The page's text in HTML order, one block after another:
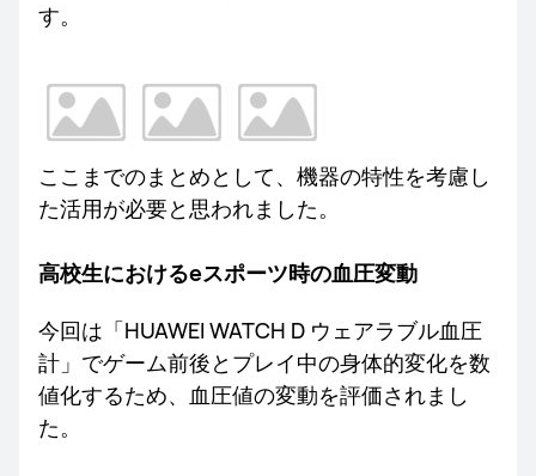
す。
ここまでのまとめとして、機器の特性を考慮し
た活用が必要と思われました。
高校生におけるeスポーツ時の血圧変動
今回は「HUAWEI WATCH D ウェアラブル血圧
計」でゲーム前後とプレイ中の身体的変化を数
値化するため、血圧値の変動を評価されまし
た。